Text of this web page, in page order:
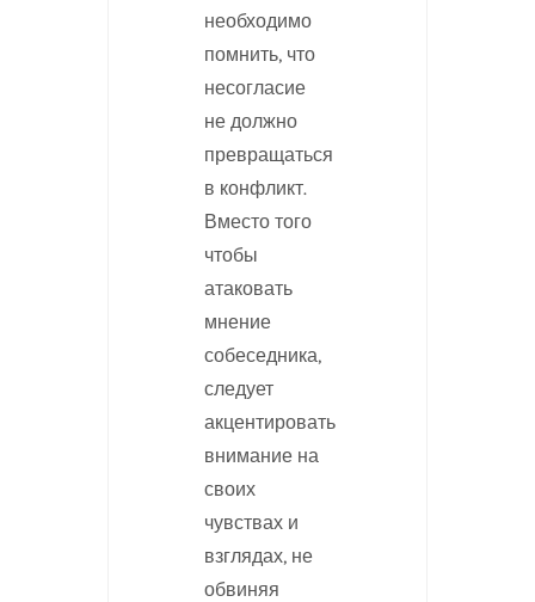
необходимо
помнить, что
несогласие
не должно
превращаться
в конфликт.
Вместо того
чтобы
атаковать
мнение
собеседника,
следует
акцентировать
внимание на
своих
чувствах и
взглядах, не
обвиняя